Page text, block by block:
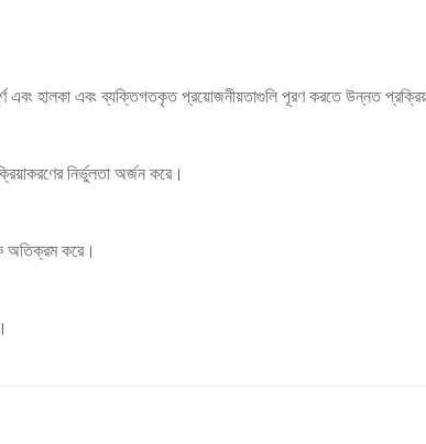
এবং হালকা এবং ব্যক্তিগতকৃত প্রয়োজনীয়তাগুলি পূরণ করতে উন্নত
নির্ভুলতা অর্জন করে।
অতিক্রম করে।